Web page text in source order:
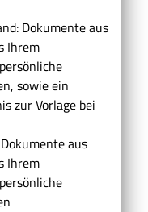
Dokumente aus
Ihrem
sowie ein
zur Vorlage bei
aus
Ihrem